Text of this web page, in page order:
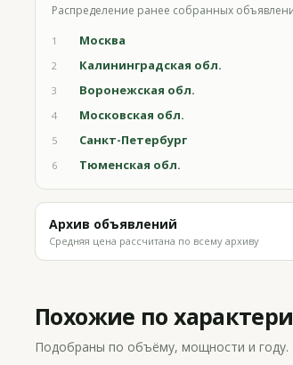
Распределение ранее собранных
1 Москва
2
Калининградская обл.
3
Воронежская обл.
4
Московская обл.
5
Санкт-Петербург
6
Тюменская обл.
Архив объявлений
Средняя цена рассчитана по всему архиву
Похожие по
Подобраны по объёму, мощности и году.